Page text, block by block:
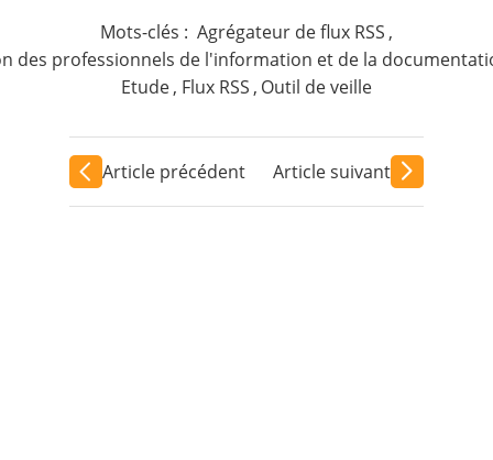
Mots-clés : Agrégateur de flux RSS ,
des professionnels de l'information et de la
Etude, Flux RSS , Outil de veille
Article précédent Article suivant